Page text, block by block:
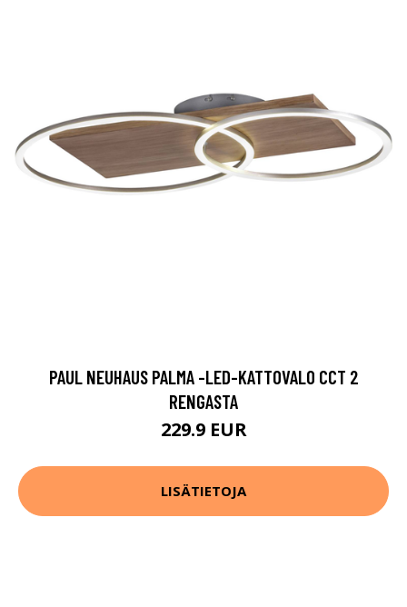
PAUL NEUHAUS PALMA -LED-KATTOVALO CCT 2
RENGASTA
229.9 EUR
LISÄTIETOJA